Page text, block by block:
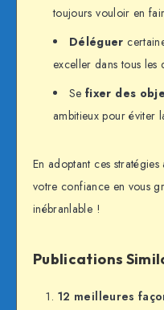
toujours vouloir en
Déléguer
exceller dans tous les
Sefixer des
ambitieux pour éviter
En adoptant ces
votre confiance en vous
inébranlable !
Publications
12 meilleures